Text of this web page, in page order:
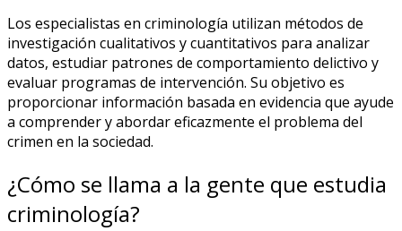
Los especialistas en criminología utilizan métodos de
investigación cualitativos y cuantitativos para analizar
datos, estudiar patrones de comportamiento delictivo y
evaluar programas de intervención. Su objetivo es
proporcionar información basada en evidencia que ayude
a comprender y abordar eficazmente el problema del
crimen en la sociedad.
¿Cómo se llama a la gente que estudia
criminología?